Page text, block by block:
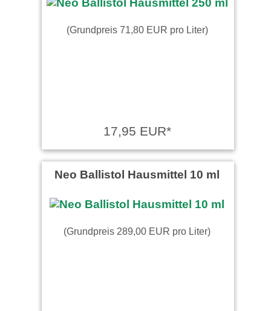
(Grundpreis 71,80 EUR pro Liter)
17,95 EUR*
Neo Ballistol Hausmittel 10 ml
(Grundpreis 289,00 EUR pro Liter)